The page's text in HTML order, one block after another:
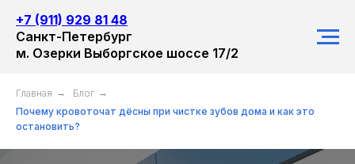
+7 (911) 929 81 48
Санкт-Петербург
м. Озерки Выборгское шоссе 17/2
Главная → Блог →
Почему кровоточат дёсны при чистке зубов дома и как это
остановить?